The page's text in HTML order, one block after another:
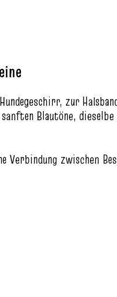
zur
Blautöne,
Verbindung zwischen